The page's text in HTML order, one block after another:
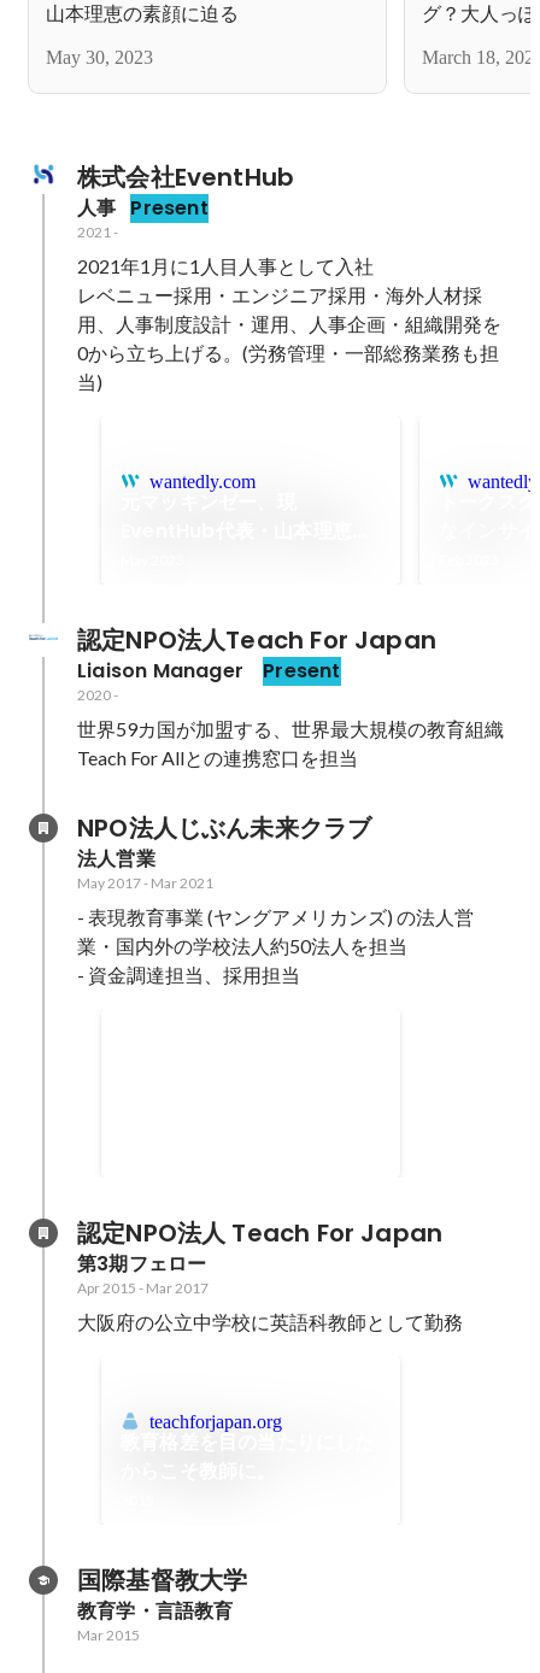
山本理恵の素顔に迫る
May 30, 2023
グ？大人っ
March 18,
株式会社EventHub
人事 Present
2021 -
2021年1月に1人目人事として入社
レベニュー採用・エンジニア採用・海外人材採
用、人事制度設計・運用、人事企画・組織開発を
0から立ち上げる。(労務管理・一部総務業務も担
wantedly.com
認定NPO法人Teach For Japan
Liaison Manager Present
2020-
世界59カ国が加盟する、世界最大規模の教育組織
Teach For Allとの連携窓口を担当
NPO法人じぶん未来クラブ
法人営業
May 2017- Mar 2021
- 表現教育事業 (ヤングアメリカンズ) の法人営
業・国内外の学校法人約50法人を担当
- 資金調達担当、採用担当
認定NPO法人 Teach For Japan
第3期フェロー
Apr 2015 - Mar 2017
大阪府の公立中学校に英語科教師として勤務
teachforjapan.org
国際基督教大学
教育学・言語教育
Mar 2015